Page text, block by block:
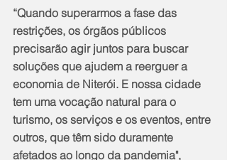
“Quando superarmos a fase das
restrições, os órgãos públicos
precisarão agir juntos para buscar
soluções que ajudem a reerguer a
economia de Niterói. E nossa cidade
tem uma vocação natural para o
turismo, os serviços e os eventos, entre
outros, que têm sido duramente
afetados ao longo da pandemia",